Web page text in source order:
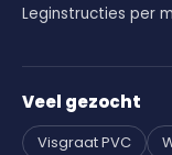
Leginstructies per
Veel gezocht
Visgraat PVC